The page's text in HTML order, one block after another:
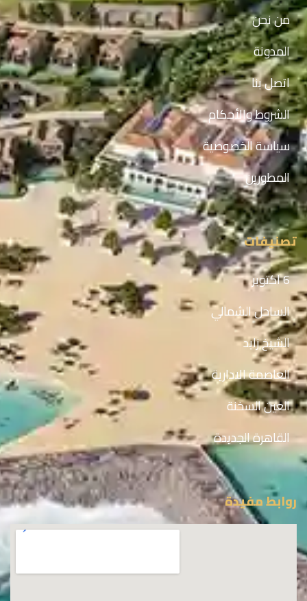
من نحن
المدونة
اتصل بنا
الشروط والأحكام
سياسة الخصوصية
المطورين
تصنيفات
6 اكتوبر
الساحل الشمالي
الشيخ زايد
العاصمة الادارية
العين السخنة
القاهرة الجديدة
روابط مفيدة